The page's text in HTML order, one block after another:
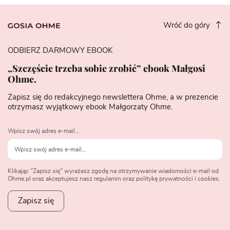
Wróć do góry
ODBIERZ DARMOWY EBOOK
„Szczęście trzeba sobie zrobić” ebook Małgosi
Ohme.
Zapisz się do redakcyjnego newslettera Ohme, a w prezencie
otrzymasz wyjątkowy ebook Małgorzaty Ohme.
Wpisz swój adres e-mail...
Klikając "Zapisz się" wyrażasz zgodę na otrzymywanie wiadomości e-mail od
Ohme.pl oraz akceptujesz nasz regulamin oraz politykę prywatności i cookies.
Zapisz się